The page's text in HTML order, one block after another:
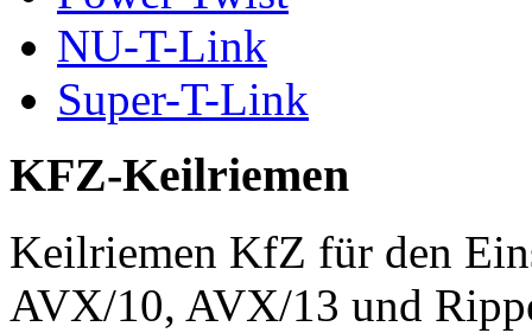
NU-T-Link
Super-T-Link
KFZ-Keilriemen
Keilriemen KfZ für den
AVX/10, AVX/13 und